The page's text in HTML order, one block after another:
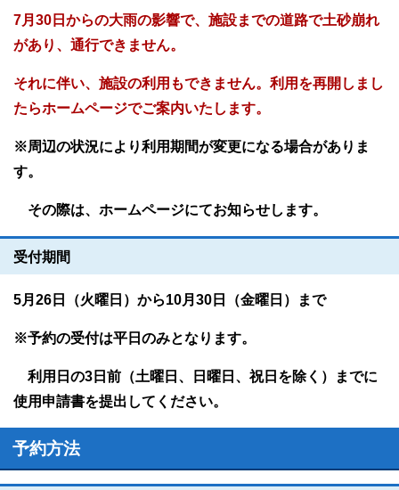
7月30日からの大雨の影響で、施設までの道路で土砂崩れ
があり、通行できません。
それに伴い、施設の利用もできません。利用を再開しまし
たらホームページでご案内いたします。
※周辺の状況により利用期間が変更になる場合がありま
す。
その際は、ホームページにてお知らせします。
受付期間
5月26日（火曜日）から10月30日（金曜日）まで
※予約の受付は平日のみとなります。
利用日の3日前（土曜日、日曜日、祝日を除く）までに
使用申請書を提出してください。
予約方法